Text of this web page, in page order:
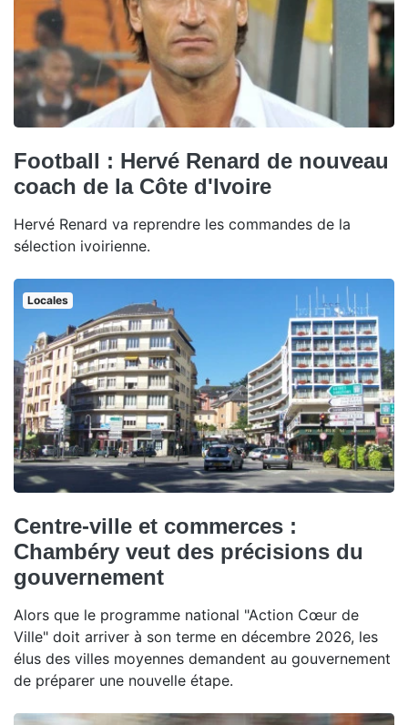
Football : Hervé Renard de nouveau
coach de la Côte d'Ivoire
Hervé Renard va reprendre les commandes de la
sélection ivoirienne.
Locales
Centre-ville et commerces :
Chambéry veut des précisions du
gouvernement
Alors que le programme national "Action Cœur de
Ville" doit arriver à son terme en décembre 2026, les
élus des villes moyennes demandent au gouvernement
de préparer une nouvelle étape.